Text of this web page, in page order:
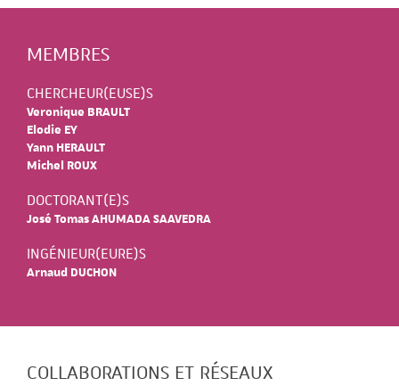
MEMBRES
CHERCHEUR(EUSE)S
Veronique BRAULT
Elodie EY
Yann HERAULT
Michel ROUX
DOCTORANT(E)S
José Tomas AHUMADA SAAVEDRA
INGÉNIEUR(EURE)S
Arnaud DUCHON
COLLABORATIONS ET RÉSEAUX